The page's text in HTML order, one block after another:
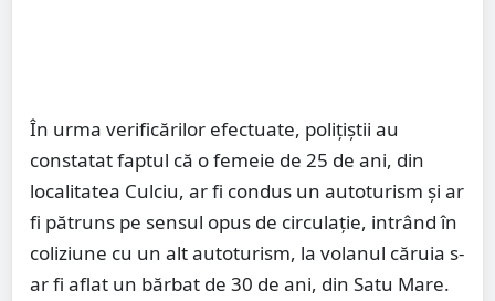
În urma verificărilor efectuate, polițiștii au
constatat faptul că o femeie de 25 de ani, din
localitatea Culciu, ar fi condus un autoturism și ar
fi pătruns pe sensul opus de circulație, intrând în
coliziune cu un alt autoturism, la volanul căruia s-
ar fi aflat un bărbat de 30 de ani, din Satu Mare.